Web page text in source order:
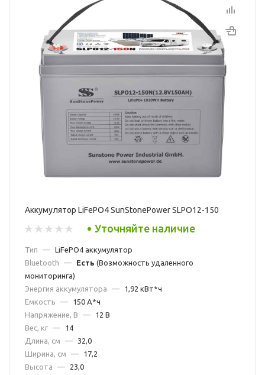
Аккумулятор LiFePO4 SunStonePower SLPO12-150
Уточняйте наличие
Тип — LiFePO4 аккумулятор
Bluetooth
— Есть (Возможность удаленного
мониторинга)
Энергия аккумулятора
—
1,92 кВт*ч
Емкость
—
150 А*ч
Напряжение, В
—
12 В
Вес, кг —
14
Длина, см
—
32,0
Ширина, см
—
17,2
Высота
—
23,0